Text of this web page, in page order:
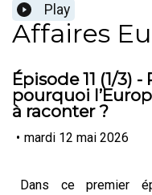
Play
Affaires
Épisode 11 (1/3)
pourquoi
à raconter ?
• mardi 12 mai 2026
Dans ce premier